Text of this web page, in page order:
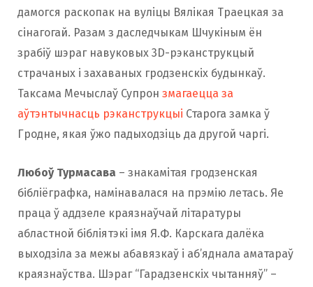
дамогся раскопак на вуліцы Вялікая Траецкая за
сінагогай. Разам з даследчыкам Шчукіным ён
зрабіў шэраг навуковых 3D-рэканструкцый
страчаных і захаваных гродзенскіх будынкаў.
Таксама Мечыслаў Супрон змагаецца за
аўтэнтычнасць рэканструкцыі Старога замка ў
Гродне, якая ўжо падыходзіць да другой чаргі.
Любоў Турмасава – знакамітая гродзенская
бібліёграфка, намінавалася на прэмію летась. Яе
праца ў аддзеле краязнаўчай літаратуры
абластной бібліятэкі імя Я.Ф. Карскага далёка
выходзіла за межы абавязкаў і аб’яднала аматараў
краязнаўства. Шэраг “Гарадзенскіх чытанняў” –